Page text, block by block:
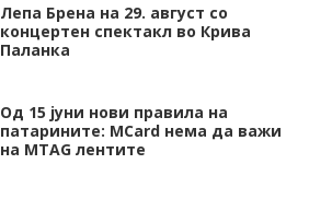
Лепа Брена на 29. август со
концертен спектакл во Крива
Паланка
Од 15 јуни нови правила на
патарините: MCard нема да важи
на MTAG лентите